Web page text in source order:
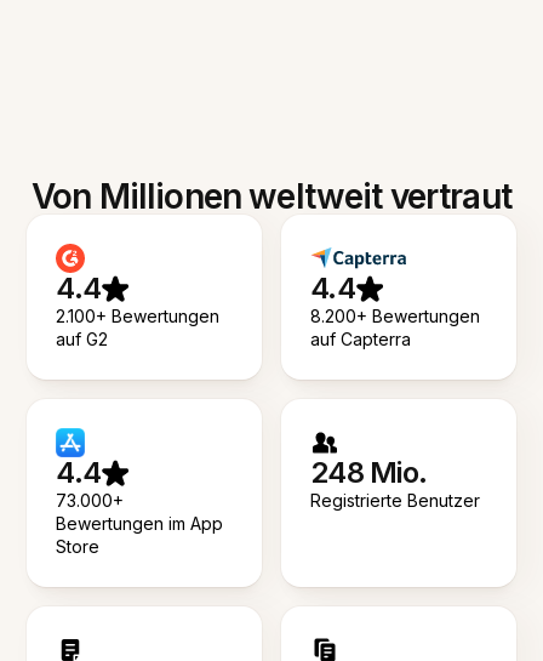
Von Millionen weltweit vertraut
4.4
2.100+ Bewertungen
auf G2
4.4
8.200+ Bewertungen
auf Capterra
4.4
73.000+
Bewertungen im App
Store
248 Mio.
Registrierte Benutzer